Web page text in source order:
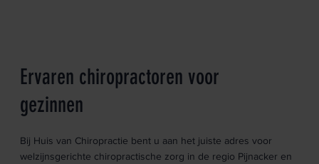
Ervaren chiropractoren voor
gezinnen
Bij Huis van Chiropractie bent u aan het juiste adres voor
welzijnsgerichte chiropractische zorg in de regio Pijnacker en